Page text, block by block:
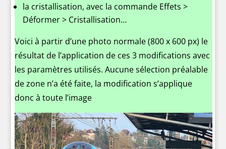
la cristallisation, avec la commande Effets >
Déformer > Cristallisation…
Voici à partir d’une photo normale (800 x 600 px) le
résultat de l’application de ces 3 modifications avec
les paramètres utilisés. Aucune sélection préalable
de zone n’a été faite, la modification s’applique
donc à toute l’image